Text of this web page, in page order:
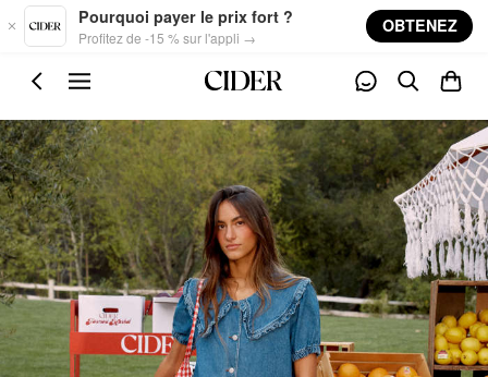
Skip to main content
Pourquoi payer le prix fort ?
Profitez de -15 % sur l'appli →
OBTENEZ